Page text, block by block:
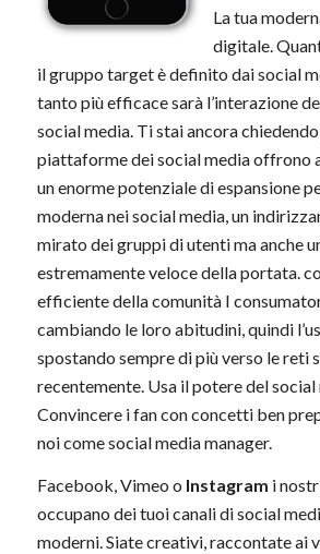
La tua
digitale.
il gruppo target è definito dai social
tanto più efficace sarà l’interazione
social media. Ti stai ancora
piattaforme dei social media offrono
un enorme potenziale di espansione
moderna nei social media, un
mirato dei gruppi di utenti ma anche
estremamente veloce della portata.
efficiente della comunità I
cambiando le loro abitudini, quindi
spostando sempre di più verso le reti
recentemente. Usa il potere del
Convincere i fan con concetti ben
noi come social media manager.
Facebook, Vimeo o Instagram i
occupano dei tuoi canali di social
moderni. Siate creativi, raccontate ai